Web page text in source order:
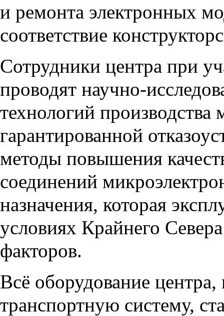
и ремонта электронных
соответствие
Сотрудники центра при
проводят научно-
технологий
гарантированной
методы повышения
соединений
назначения, которая
условиях Крайнего
факторов.
Всё оборудование
транспортную систему,